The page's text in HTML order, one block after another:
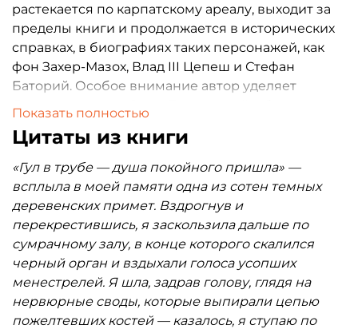
растекается по карпатскому ареалу, выходит за
пределы книги и продолжается в исторических
справках, в биографиях таких персонажей, как
фон Захер-Мазох, Влад III Цепеш и Стефан
Баторий. Особое внимание автор уделяет
Львову в составе Речи Посполитой, обращаясь к
шляхты.
Рекомендуется культурологам, историкам,
лингвистам и ценителям балканского
магического реализма.
Показать полностью
Цитаты из книги
«Гул в трубе — душа покойного пришла» —
всплыла в моей памяти одна из сотен темных
деревенских примет. Вздрогнув и
перекрестившись, я заскользила дальше по
сумрачному залу, в конце которого скалился
черный орган и вздыхали голоса усопших
менестрелей. Я шла, задрав голову, глядя на
нервюрные своды, которые выпирали цепью
пожелтевших костей — казалось, я ступаю по